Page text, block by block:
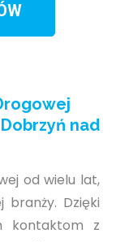
nad
od wielu lat,
Dzięki
kontaktom z